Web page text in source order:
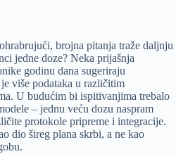
brojna pitanja traže daljnju
jedne doze? Neka prijašnja
godinu dana sugeriraju
više podataka u različitim
U budućim bi ispitivanjima trebalo
– jednu veću dozu naspram
protokole pripreme i integracije.
dio šireg plana skrbi, a ne kao